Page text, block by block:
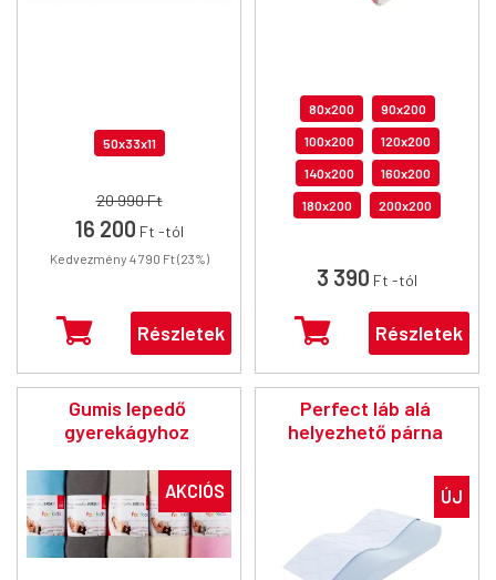
50x33x11
20 990 Ft
16 200 Ft -tól
Kedvezmény 4 790 Ft (23%)
Részletek
80x200 90x200
100x200 120x200
140x200 160x200
180x200 200x200
3 390 Ft -tól
Részletek
AKCIÓS
Gumis lepedő
gyerekágyhoz
ÚJ
Perfect láb alá
helyezhető párna